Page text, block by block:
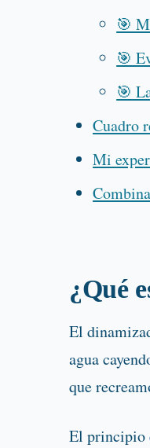
🎯
🎯
🎯
Cuadro
Mi
¿Qué
El
agua
que
El principio